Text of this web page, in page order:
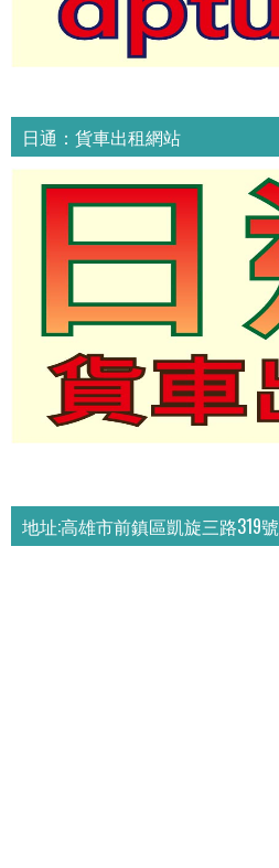
日通：貨車出租網站
地址:高雄市前鎮區凱旋三路319號